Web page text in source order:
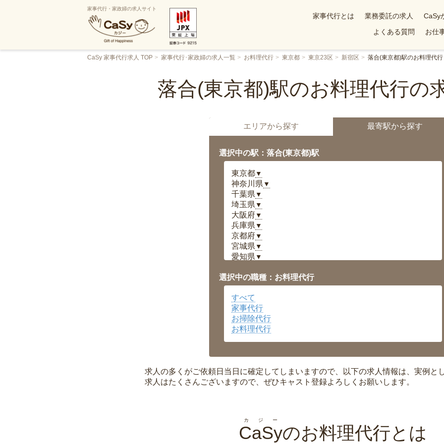
家事代行・家政婦の求人サイト
家事代行とは 業務委託の求人 CaSy
よくある質問
お仕
CaSy 家事代行求人 TOP 家事代行･家政婦の求人一覧 お料理代行 東京都 東京23区 新宿区 落合(東京都)駅のお料理代行
落合(東京都)駅のお料理代行の
エリアから探す 最寄駅から探す
選択中の駅：落合(東京都)駅
東京都▼
神奈川県 ▼
千葉県 ▼
埼玉県 ▼
大阪府▼
兵庫県 ▼
京都府▼
宮城県 ▼
愛知県 ▼
岡山県▼
広島県▼
沖縄県
選択中の職種：お料理代行
すべて
家事代行
お掃除代行
お料理代行
求人の多くがご依頼日当日に確定してしまいますので、以下の求人情報は、実例と
求人はたくさんございますので、ぜひキャスト登録よろしくお願いします。
CaSy
カジー
のお料理代行とは